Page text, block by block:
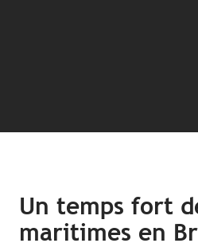
Un temps fort
maritimes en